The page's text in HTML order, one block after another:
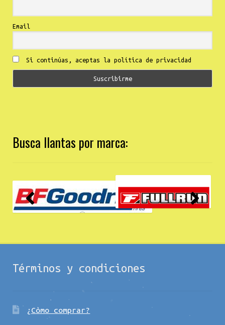
Email
Si continúas, aceptas la política de privacidad
Busca llantas por marca:
Términos y condiciones
¿Còmo comprar?